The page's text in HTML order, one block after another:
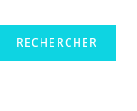
RECHERCHER